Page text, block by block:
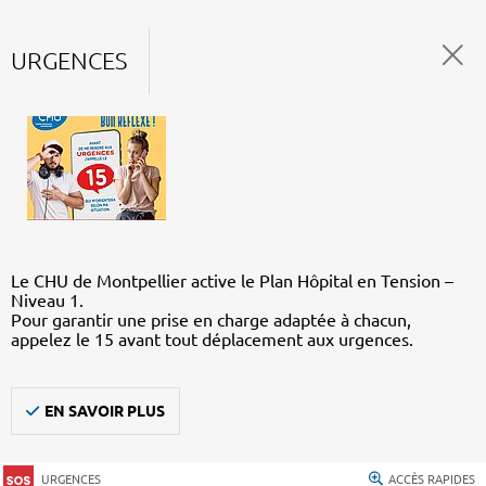
URGENCES
Le CHU de Montpellier active le Plan Hôpital en Tension –
Niveau 1.
Pour garantir une prise en charge adaptée à chacun,
appelez le 15 avant tout déplacement aux urgences.
EN SAVOIR PLUS
URGENCES ACCÈS RAPIDES